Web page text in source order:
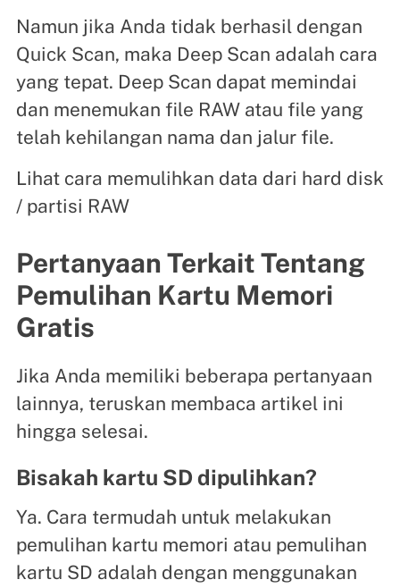
Namun jika Anda tidak berhasil dengan
Quick Scan, maka Deep Scan adalah cara
yang tepat. Deep Scan dapat memindai
dan menemukan file RAW atau file yang
telah kehilangan nama dan jalur file.
Lihat cara memulihkan data dari hard disk
/ partisi RAW
Pertanyaan Terkait Tentang
Pemulihan Kartu Memori
Gratis
Jika Anda memiliki beberapa pertanyaan
lainnya, teruskan membaca artikel ini
hingga selesai.
Bisakah kartu SD dipulihkan?
Ya. Cara termudah untuk melakukan
pemulihan kartu memori atau pemulihan
kartu SD adalah dengan menggunakan